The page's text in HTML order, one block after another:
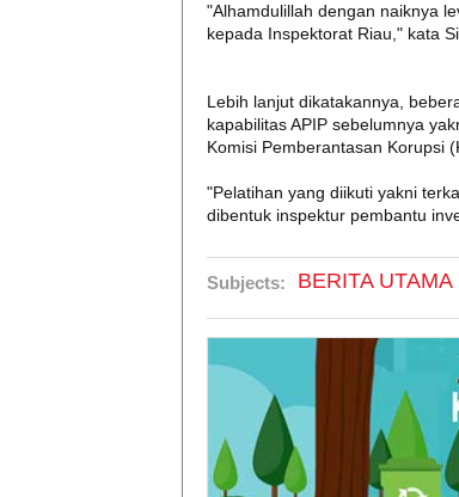
"Alhamdulillah dengan naiknya
kepada Inspektorat Riau," kata
Lebih lanjut dikatakannya,
kapabilitas APIP sebelumnya
Komisi Pemberantasan Korupsi
"Pelatihan yang diikuti yakni
dibentuk inspektur pembantu
Subjects: BERITA UTAMA